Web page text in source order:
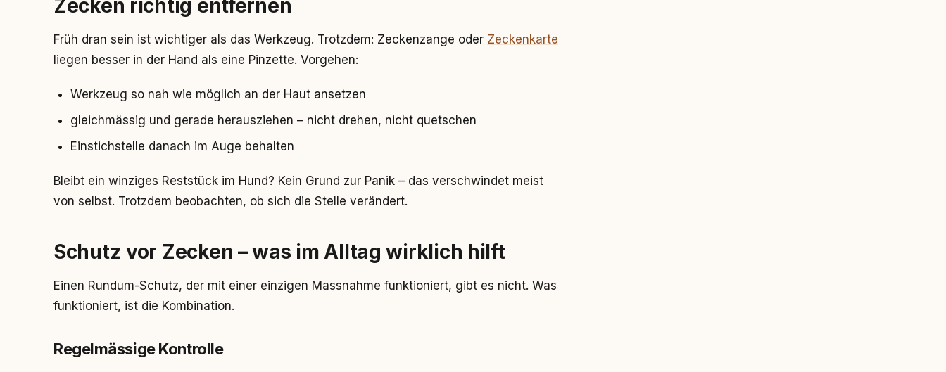
Zecken richtig entfernen
Früh dran sein ist wichtiger als das Werkzeug. Trotzdem: Zeckenzange oder Zeckenkarte
liegen besser in der Hand als eine Pinzette. Vorgehen:
Werkzeug so nah wie möglich an der Haut ansetzen
gleichmässig und gerade herausziehen – nicht drehen, nicht quetschen
Einstichstelle danach im Auge behalten
Bleibt ein winziges Reststück im Hund? Kein Grund zur Panik – das verschwindet meist
von selbst. Trotzdem beobachten, ob sich die Stelle verändert.
Schutz vor Zecken – was im Alltag wirklich hilft
Einen Rundum-Schutz, der mit einer einzigen Massnahme funktioniert, gibt es nicht. Was
funktioniert, ist die Kombination.
Regelmässige Kontrolle